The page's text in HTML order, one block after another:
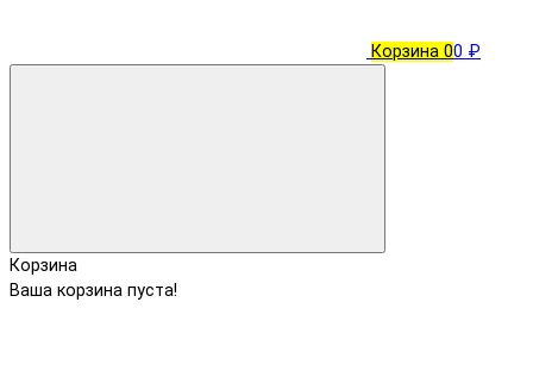
Корзина 00 ₽
Корзина
Ваша корзина пуста!